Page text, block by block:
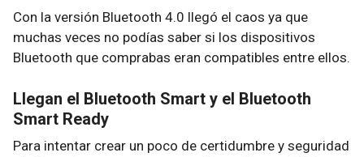
Con la versión Bluetooth 4.0 llegó el caos ya que
muchas veces no podías saber si los dispositivos
Bluetooth que comprabas eran compatibles entre ellos.
Llegan el Bluetooth Smart y el Bluetooth
Smart Ready
Para intentar crear un poco de certidumbre y seguridad